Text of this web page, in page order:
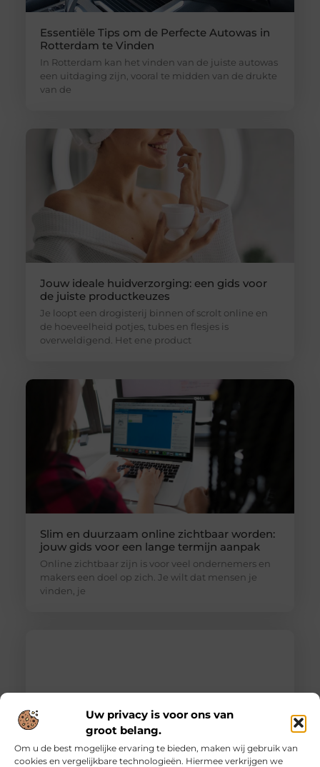
Uw privacy is voor ons van
groot belang.
Om u de best mogelijke ervaring te bieden, maken wij gebruik van
cookies en vergelijkbare technologieën. Hiermee verkrijgen we
Essentiële Tips om de Perfecte Autowas in
Rotterdam te Vinden
In Rotterdam kan het vinden van de juiste autowas
een uitdaging zijn, vooral te midden van de drukte
van de
Jouw ideale huidverzorging: een gids voor
de juiste productkeuzes
Je loopt een drogisterij binnen of scrolt online en
de hoeveelheid potjes, tubes en flesjes is
overweldigend. Het ene product
Slim en duurzaam online zichtbaar worden:
jouw gids voor een lange termijn aanpak
Online zichtbaar zijn is voor veel ondernemers en
makers een doel op zich. Je wilt dat mensen je
vinden, je